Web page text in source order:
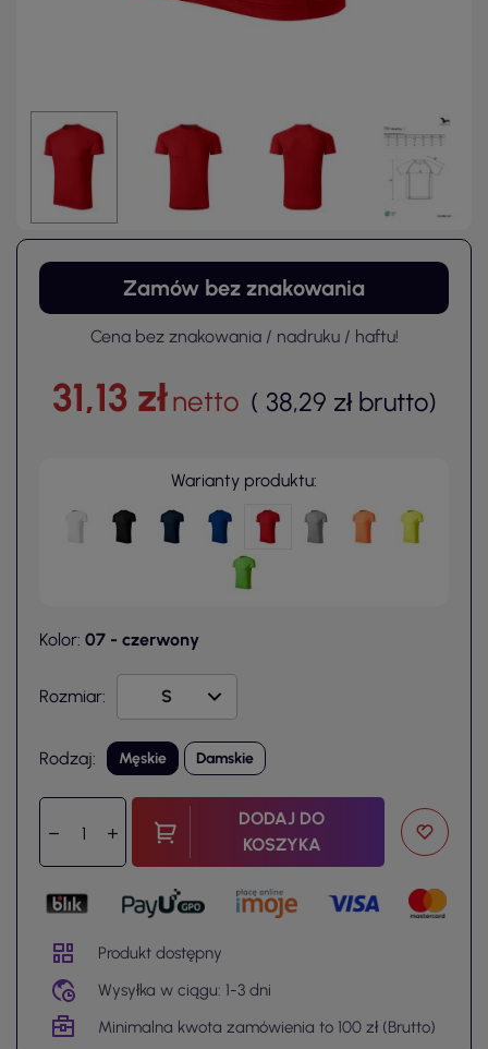
Zamów bez znakowania
Cena bez znakowania / nadruku / haftu!
31,13 złnetto ( 38,29 zł brutto)
Warianty produktu:
Kolor: 07 - czerwony
Rozmiar:
Rodzaj: Męskie Damskie
DODAJ DO
KOSZYKA
Produkt dostępny
Wysyłka w ciągu: 1-3 dni
Minimalna kwota zamówienia to 100 zł (Brutto)